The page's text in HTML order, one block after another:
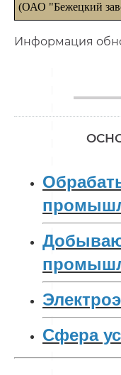
(ОАО "Бежецкий
Информация
Сфера